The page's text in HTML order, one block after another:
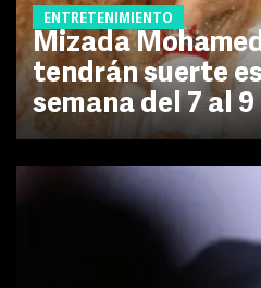
ENTRETENIMIENTO
Mizada
tendrán suerte
semana del 7 al